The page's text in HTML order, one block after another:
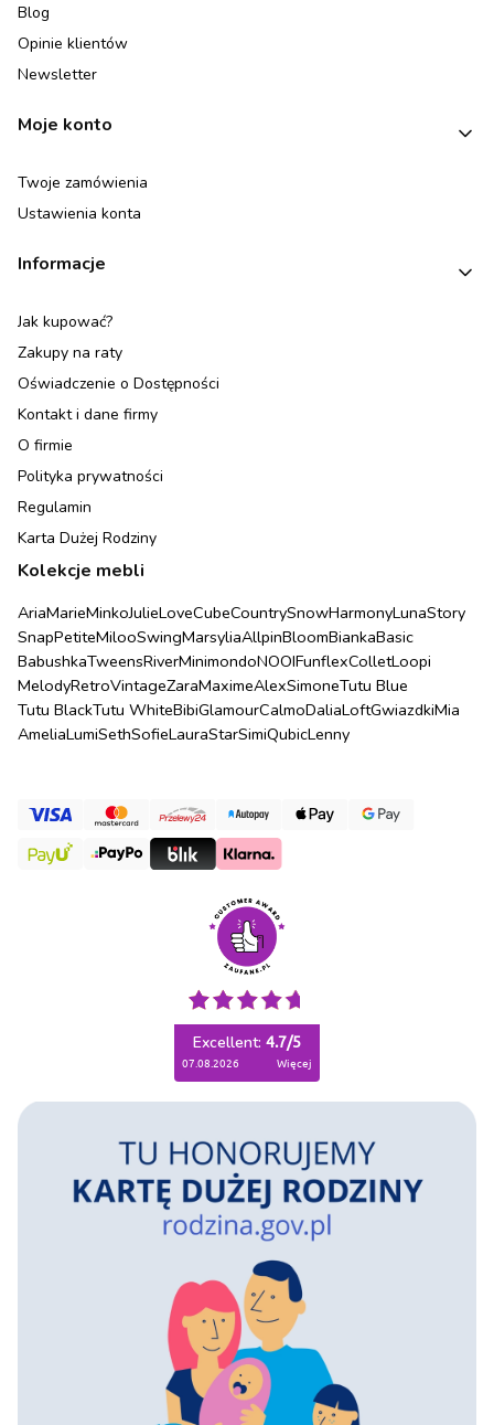
Blog
Opinie klientów
Newsletter
Moje konto
Twoje zamówienia
Ustawienia konta
Informacje
Jak kupować?
Zakupy na raty
Oświadczenie o Dostępności
Kontakt i dane firmy
O firmie
Polityka prywatności
Regulamin
Karta Dużej Rodziny
Kolekcje mebli
AriaMarieMinkoJulieLoveCubeCountrySnowHarmonyLunaStory
SnapPetiteMilooSwingMarsyliaAllpinBloomBiankaBasic
BabushkaTweensRiverMinimondoNOOIFunflexColletLoopi
MelodyRetroVintageZaraMaximeAlexSimoneTutu Blue
Tutu BlackTutu WhiteBibiGlamourCalmoDaliaLoftGwiazdkiMia
AmeliaLumiSethSofieLauraStarSimiQubicLenny
Excellent: 4.7/5
07.08.2026 więcej